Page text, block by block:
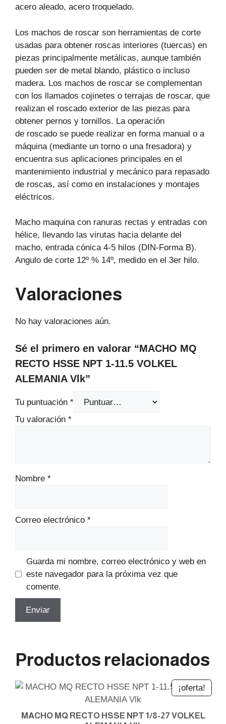
acero aleado, acero troquelado.
Los machos de roscar son herramientas de corte
usadas para obtener roscas interiores (tuercas) en
piezas principalmente metálicas, aunque también
pueden ser de metal blando, plástico o incluso
madera. Los machos de roscar se complementan
con los llamados cojinetes o terrajas de roscar, que
realizan el roscado exterior de las piezas para
obtener pernos y tornillos. La operación
de roscado se puede realizar en forma manual o a
máquina (mediante un torno o una fresadora) y
encuentra sus aplicaciones principales en el
mantenimiento industrial y mecánico para repasado
de roscas, así como en instalaciones y montajes
eléctricos.
Macho maquina con ranuras rectas y entradas con
hélice, llevando las virutas hacia delante del
macho, entrada cónica 4-5 hilos (DIN-Forma B).
Angulo de corte 12º % 14º, medido en el 3er hilo.
Valoraciones
No hay valoraciones aún.
Sé el primero en valorar “MACHO MQ
RECTO HSSE NPT 1-11.5 VOLKEL
ALEMANIA Vlk”
Tu puntuación *
Tu valoración *
Nombre *
Correo electrónico *
Guarda mi nombre, correo electrónico y web en
este navegador para la próxima vez que
comente.
Productos relacionados
¡oferta!
MACHO MQ RECTO HSSE NPT 1/8-27 VOLKEL